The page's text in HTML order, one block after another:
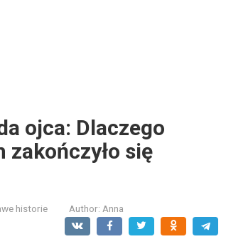
ojca: Dlaczego
zakończyło się
historie Author: Anna